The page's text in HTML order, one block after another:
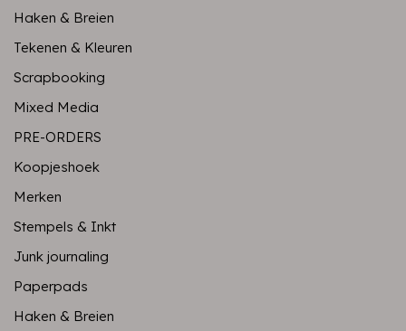
Haken & Breien
Tekenen & Kleuren
Scrapbooking
Mixed Media
PRE-ORDERS
Koopjeshoek
Merken
Stempels & Inkt
Junk journaling
Paperpads
Haken & Breien